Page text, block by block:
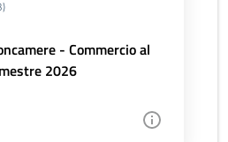
- Commercio al
2026